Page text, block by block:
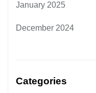
January 2025
December 2024
Categories